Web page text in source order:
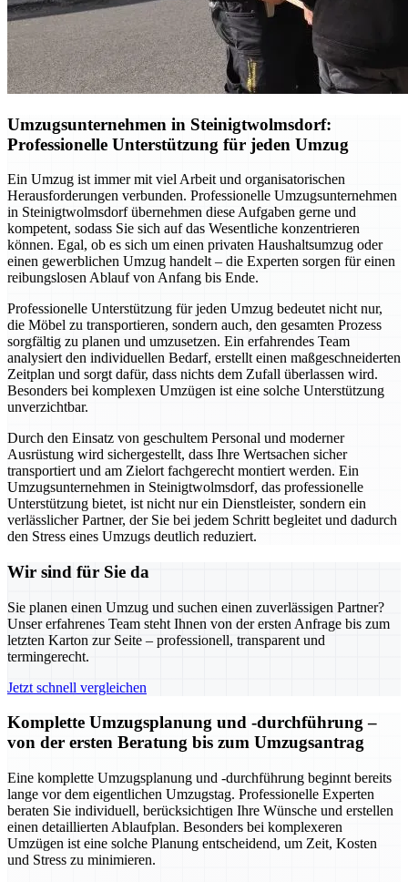
Umzugsunternehmen in Steinigtwolmsdorf:
Professionelle Unterstützung für jeden Umzug
Ein Umzug ist immer mit viel Arbeit und organisatorischen
Herausforderungen verbunden. Professionelle Umzugsunternehmen
in Steinigtwolmsdorf übernehmen diese Aufgaben gerne und
kompetent, sodass Sie sich auf das Wesentliche konzentrieren
können. Egal, ob es sich um einen privaten Haushaltsumzug oder
einen gewerblichen Umzug handelt – die Experten sorgen für einen
reibungslosen Ablauf von Anfang bis Ende.
Professionelle Unterstützung für jeden Umzug bedeutet nicht nur,
die Möbel zu transportieren, sondern auch, den gesamten Prozess
sorgfältig zu planen und umzusetzen. Ein erfahrendes Team
analysiert den individuellen Bedarf, erstellt einen maßgeschneiderten
Zeitplan und sorgt dafür, dass nichts dem Zufall überlassen wird.
Besonders bei komplexen Umzügen ist eine solche Unterstützung
unverzichtbar.
Durch den Einsatz von geschultem Personal und moderner
Ausrüstung wird sichergestellt, dass Ihre Wertsachen sicher
transportiert und am Zielort fachgerecht montiert werden. Ein
Umzugsunternehmen in Steinigtwolmsdorf, das professionelle
Unterstützung bietet, ist nicht nur ein Dienstleister, sondern ein
verlässlicher Partner, der Sie bei jedem Schritt begleitet und dadurch
den Stress eines Umzugs deutlich reduziert.
Wir sind für Sie da
Sie planen einen Umzug und suchen einen zuverlässigen Partner?
Unser erfahrenes Team steht Ihnen von der ersten Anfrage bis zum
letzten Karton zur Seite – professionell, transparent und
termingerecht.
Jetzt schnell vergleichen
Komplette Umzugsplanung und -durchführung –
von der ersten Beratung bis zum Umzugsantrag
Eine komplette Umzugsplanung und -durchführung beginnt bereits
lange vor dem eigentlichen Umzugstag. Professionelle Experten
beraten Sie individuell, berücksichtigen Ihre Wünsche und erstellen
einen detaillierten Ablaufplan. Besonders bei komplexeren
Umzügen ist eine solche Planung entscheidend, um Zeit, Kosten
und Stress zu minimieren.